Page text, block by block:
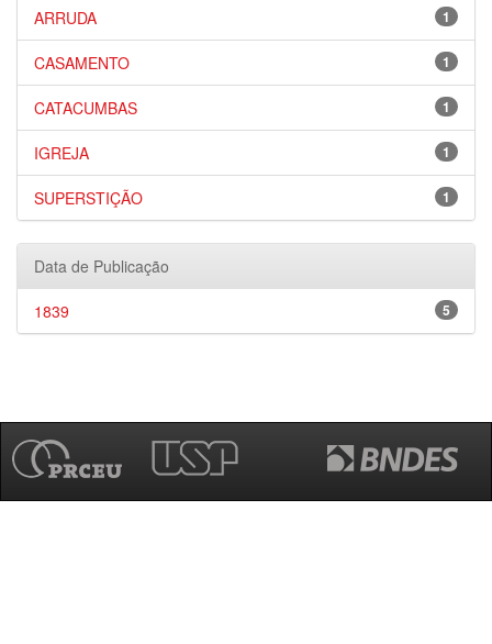
1
ARRUDA
1
CASAMENTO
1
CATACUMBAS
1
IGREJA
1
SUPERSTIÇÃO
Data de Publicação
5
1839